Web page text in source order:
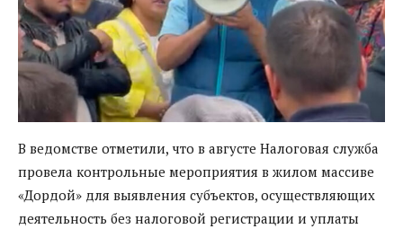
В ведомстве отметили, что в августе Налоговая служба
провела контрольные мероприятия в жилом массиве
«Дордой» для выявления субъектов, осуществляющих
деятельность без налоговой регистрации и уплаты